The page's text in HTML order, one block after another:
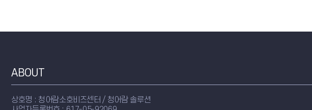
ABOUT
상호명 : 청어람소호비즈센터 / 청어람 솔루션